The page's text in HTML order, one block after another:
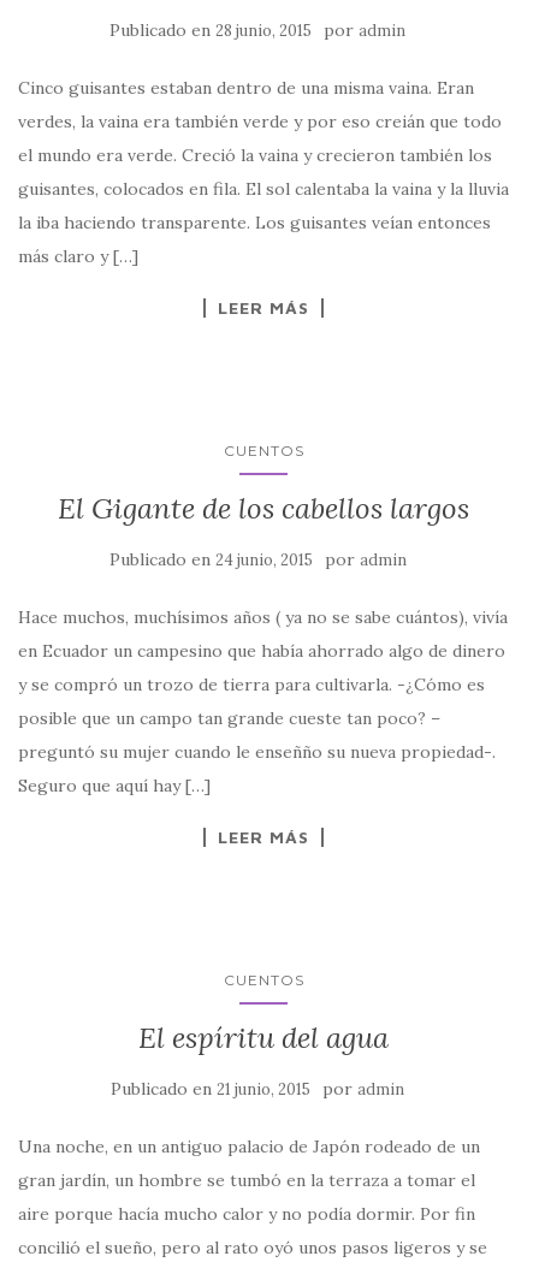
Publicado en 28 junio, 2015 por admin
Cinco guisantes estaban dentro de una misma vaina. Eran
verdes, la vaina era también verde y por eso creián que todo
el mundo era verde. Creció la vaina y crecieron también los
guisantes, colocados en fila. El sol calentaba la vaina y la lluvia
la iba haciendo transparente. Los guisantes veían entonces
más claro y […]
LEER MÁS
CUENTOS
El Gigante de los cabellos largos
Publicado en 24 junio, 2015 por admin
Hace muchos, muchísimos años ( ya no se sabe cuántos), vivía
en Ecuador un campesino que había ahorrado algo de dinero
y se compró un trozo de tierra para cultivarla. -¿Cómo es
posible que un campo tan grande cueste tan poco? –
preguntó su mujer cuando le enseñño su nueva propiedad-.
Seguro que aquí hay […]
LEER MÁS
CUENTOS
El espíritu del agua
Publicado en 21 junio, 2015 por admin
Una noche, en un antiguo palacio de Japón rodeado de un
gran jardín, un hombre se tumbó en la terraza a tomar el
aire porque hacía mucho calor y no podía dormir. Por fin
concilió el sueño, pero al rato oyó unos pasos ligeros y se